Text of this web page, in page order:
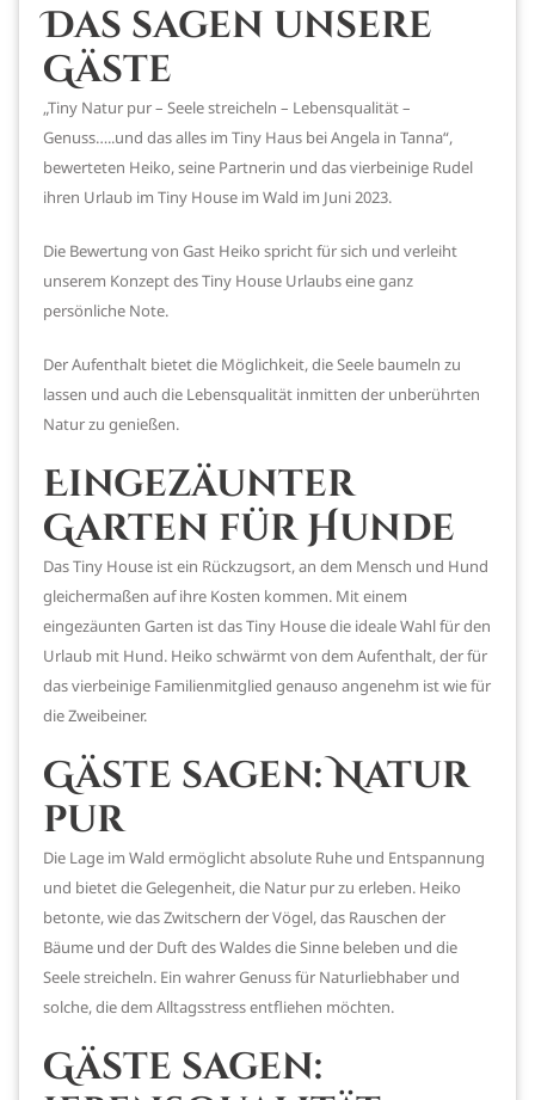
Das sagen unsere
Gäste
„Tiny Natur pur – Seele streicheln – Lebensqualität –
Genuss…..und das alles im Tiny Haus bei Angela in Tanna“,
bewerteten Heiko, seine Partnerin und das vierbeinige Rudel
ihren Urlaub im Tiny House im Wald im Juni 2023.
Die Bewertung von Gast Heiko spricht für sich und verleiht
unserem Konzept des Tiny House Urlaubs eine ganz
persönliche Note.
Der Aufenthalt bietet die Möglichkeit, die Seele baumeln zu
lassen und auch die Lebensqualität inmitten der unberührten
Natur zu genießen.
Eingezäunter
Garten für Hunde
Das Tiny House ist ein Rückzugsort, an dem Mensch und Hund
gleichermaßen auf ihre Kosten kommen. Mit einem
eingezäunten Garten ist das Tiny House die ideale Wahl für den
Urlaub mit Hund. Heiko schwärmt von dem Aufenthalt, der für
das vierbeinige Familienmitglied genauso angenehm ist wie für
die Zweibeiner.
Gäste sagen: Natur
pur
Die Lage im Wald ermöglicht absolute Ruhe und Entspannung
und bietet die Gelegenheit, die Natur pur zu erleben. Heiko
betonte, wie das Zwitschern der Vögel, das Rauschen der
Bäume und der Duft des Waldes die Sinne beleben und die
Seele streicheln. Ein wahrer Genuss für Naturliebhaber und
solche, die dem Alltagsstress entfliehen möchten.
Gäste sagen: